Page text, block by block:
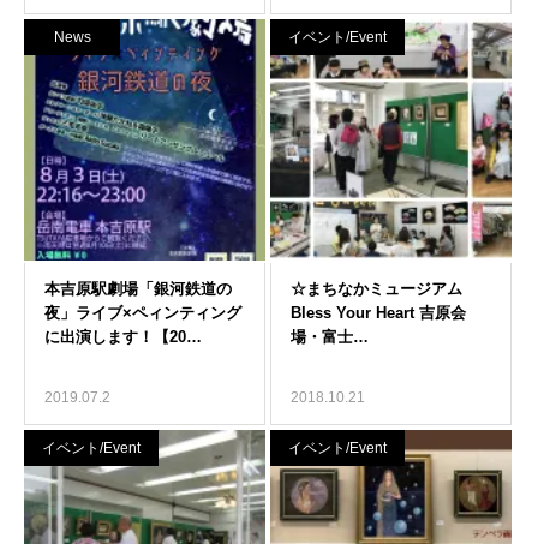
News
2019.07.2
イベント/Event
2018.10.21
イベント/Event イベント/Event